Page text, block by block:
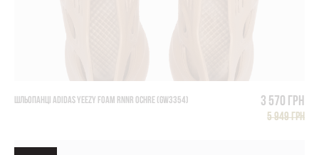
ШЛЬОПАНЦІ ADIDAS YEEZY FOAM RNNR OCHRE (GW3354) 3 570 грн
5 949 грн